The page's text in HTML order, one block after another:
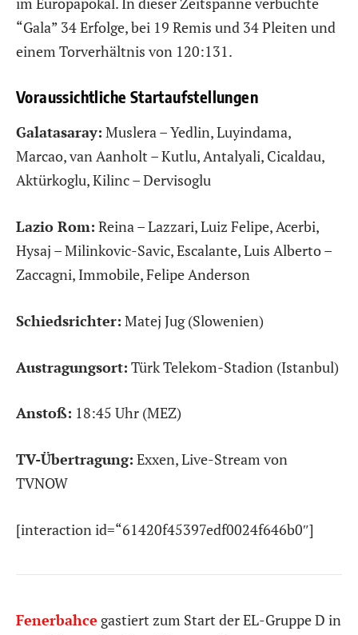
“Gala” 34 Erfolge, bei 19 Remis und 34 Pleiten und
einem Torverhältnis von 120:131.
Voraussichtliche Startaufstellungen
Galatasaray: Muslera – Yedlin, Luyindama,
Marcao, van Aanholt – Kutlu, Antalyali, Cicaldau,
Aktürkoglu, Kilinc – Dervisoglu
Lazio Rom: Reina – Lazzari, Luiz Felipe, Acerbi,
Hysaj – Milinkovic-Savic, Escalante, Luis Alberto –
Zaccagni, Immobile, Felipe Anderson
Schiedsrichter: Matej Jug (Slowenien)
Austragungsort: Türk Telekom-Stadion (Istanbul)
Anstoß: 18:45 Uhr (MEZ)
TV-Übertragung: Exxen, Live-Stream von
TVNOW
[interaction id=“61420f45397edf0024f646b0″]
Fenerbahce gastiert zum Start der EL-Gruppe D in